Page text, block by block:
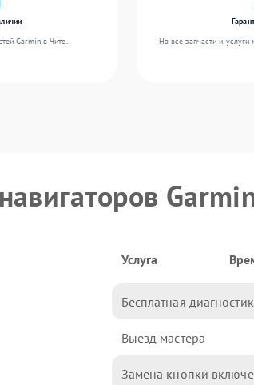
Garmin в Чите.
На все запчасти и
Услуга
Бесплатная
Выезд мастера
Замена кнопки